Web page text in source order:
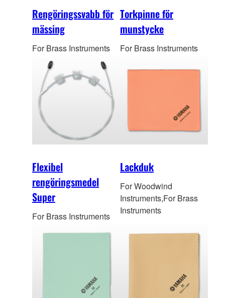
Rengöringssvabb för
mässing
For Brass Instruments
Torkpinne för
munstycke
For Brass Instruments
Flexibel
rengöringsmedel
Super
For Brass Instruments
Lackduk
For Woodwind
Instruments,For Brass
Instruments